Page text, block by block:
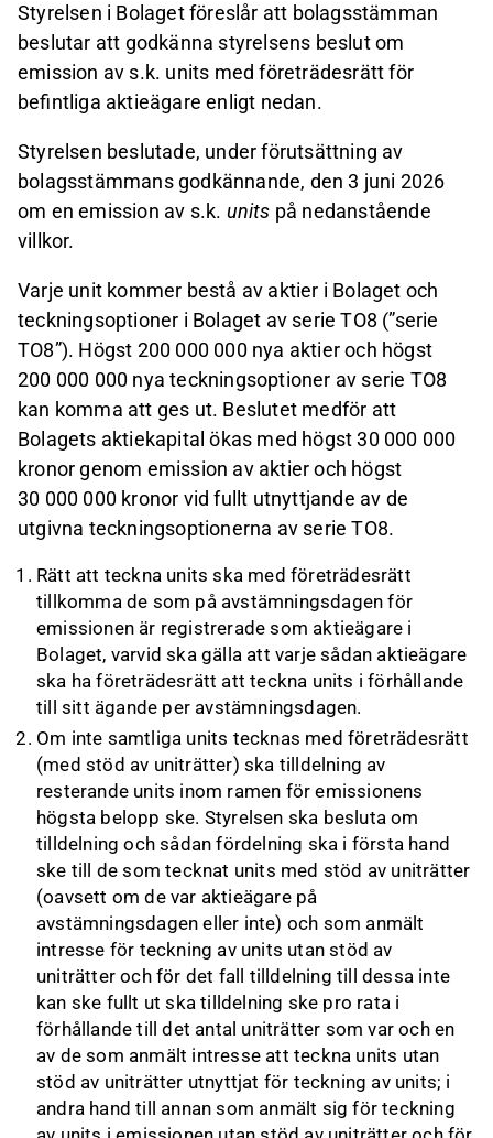
Styrelsen i Bolaget föreslår att bolagsstämman
beslutar att godkänna styrelsens beslut om
emission av s.k. units med företrädesrätt för
befintliga aktieägare enligt nedan.
Styrelsen beslutade, under förutsättning av
bolagsstämmans godkännande, den 3 juni 2026
om en emission av s.k. units på nedanstående
villkor.
Varje unit kommer bestå av aktier i Bolaget och
teckningsoptioner i Bolaget av serie TO8 (”serie
TO8”). Högst 200 000 000 nya aktier och högst
200 000 000 nya teckningsoptioner av serie TO8
kan komma att ges ut. Beslutet medför att
Bolagets aktiekapital ökas med högst 30 000 000
kronor genom emission av aktier och högst
30 000 000 kronor vid fullt utnyttjande av de
utgivna teckningsoptionerna av serie TO8.
Rätt att teckna units ska med företrädesrätt
tillkomma de som på avstämningsdagen för
emissionen är registrerade som aktieägare i
Bolaget, varvid ska gälla att varje sådan aktieägare
ska ha företrädesrätt att teckna units i förhållande
till sitt ägande per avstämningsdagen.
Om inte samtliga units tecknas med företrädesrätt
(med stöd av uniträtter) ska tilldelning av
resterande units inom ramen för emissionens
högsta belopp ske. Styrelsen ska besluta om
tilldelning och sådan fördelning ska i första hand
ske till de som tecknat units med stöd av uniträtter
(oavsett om de var aktieägare på
avstämningsdagen eller inte) och som anmält
intresse för teckning av units utan stöd av
uniträtter och för det fall tilldelning till dessa inte
kan ske fullt ut ska tilldelning ske pro rata i
förhållande till det antal uniträtter som var och en
av de som anmält intresse att teckna units utan
stöd av uniträtter utnyttjat för teckning av units; i
andra hand till annan som anmält sig för teckning